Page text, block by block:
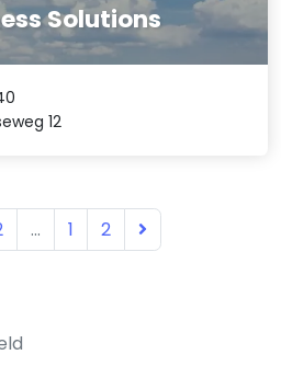
Solutions
12
... 1 2